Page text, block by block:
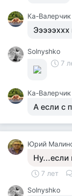
Ка-Валерчик
Solnyshko
7
Ка-Валерчик
А если с
Юрий
Ну...если
7 лет
Solnyshko